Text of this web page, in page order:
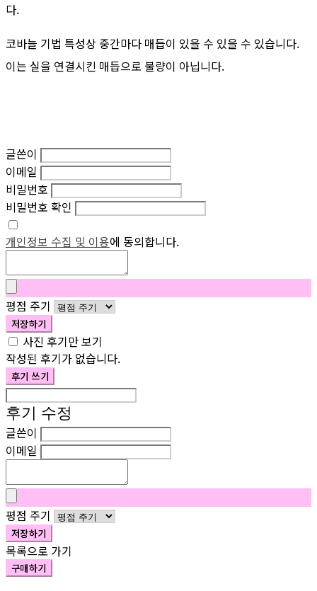
다.
코바늘 기법 특성상 중간마다 매듭이 있을 수 있을 수 있습니다.
이는 실을 연결시킨 매듭으로 불량이 아닙니다.
글쓴이
이메일
비밀번호
비밀번호 확인
개인정보 수집 및 이용에 동의합니다.
평점 주기
저장하기
사진 후기만 보기
작성된 후기가 없습니다.
후기 쓰기
후기 수정
글쓴이
이메일
평점 주기
저장하기
목록으로 가기
구매하기